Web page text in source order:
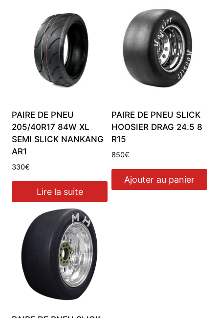
PAIRE DE PNEU
205/40R17 84W XL
SEMI SLICK NANKANG
AR1
330€
Lire la suite
PAIRE DE PNEU SLICK
HOOSIER DRAG 24.5 8
R15
850€
Ajouter au panier